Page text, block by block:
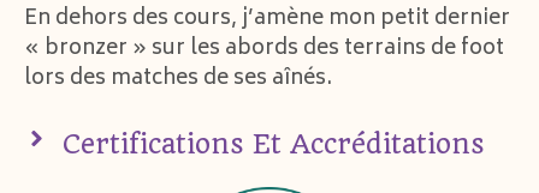
En dehors des cours, j’amène mon petit dernier
« bronzer » sur les abords des terrains de foot
lors des matches de ses aînés.
Certifications Et Accréditations